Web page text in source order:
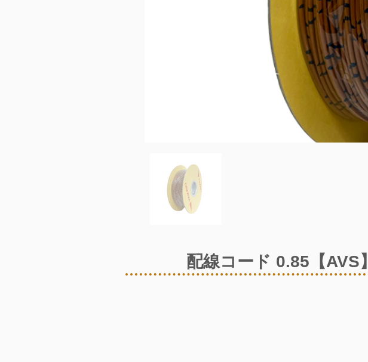
配線コード 0.85【AVS】